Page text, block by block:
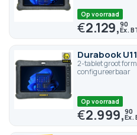
Op voorraad
€2.129,90
Durabook
2-tablet groot
configureerbaar
Op voorraad
€2.999,90